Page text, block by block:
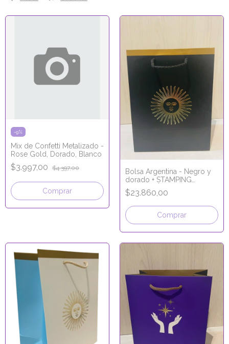
-9%
Mix de Confetti Metalizado -
Rose Gold, Dorado, Blanco
$3.997,00 $4.397,00
Bolsa Argentina - Negro y
dorado + STAMPING
HOLOGRÁFICO 18x23x11
$23.860,00
Comprar